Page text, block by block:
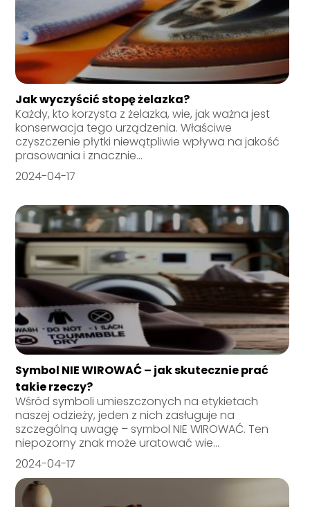
Jak wyczyścić stopę żelazka?
Każdy, kto korzysta z żelazka, wie, jak ważna jest
konserwacja tego urządzenia. Właściwe
czyszczenie płytki niewątpliwie wpływa na jakość
prasowania i znacznie...
2024-04-17
Symbol NIE WIROWAĆ – jak skutecznie prać
takie rzeczy?
Wśród symboli umieszczonych na etykietach
naszej odzieży, jeden z nich zasługuje na
szczególną uwagę – symbol NIE WIROWAĆ. Ten
niepozorny znak może uratować wie...
2024-04-17